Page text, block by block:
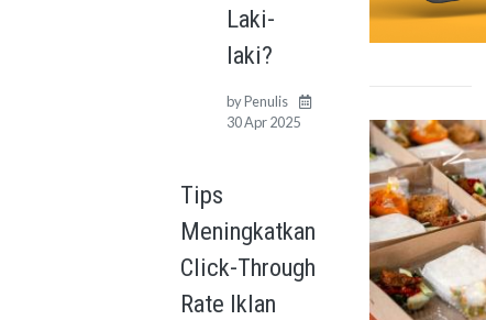
Laki-
laki?
byPenulis
30 Apr 2025
Tips
Meningkatkan
Click-Through
Rate Iklan